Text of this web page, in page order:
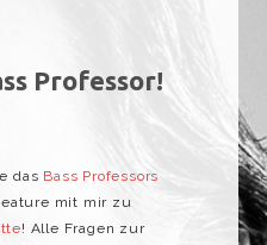
Professor!
das Bass Professors
mit mir zu
! Alle Fragen zur